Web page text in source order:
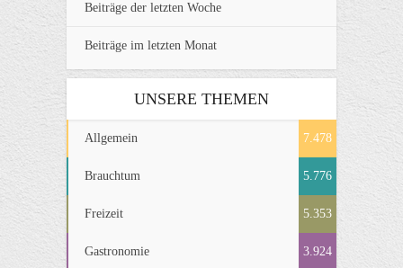
Beiträge der letzten Woche
Beiträge im letzten Monat
UNSERE THEMEN
Allgemein 7.478
Brauchtum 5.776
Freizeit 5.353
Gastronomie 3.924